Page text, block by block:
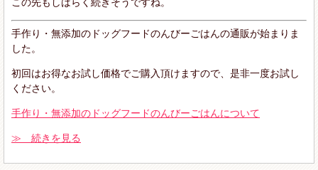
手作り・無添加のドッグフードのんびーごはんの通販が始まりま
した。
初回はお得なお試し価格でご購入頂けますので、是非一度お試し
ください。
手作り・無添加のドッグフードのんびーごはんについて
≫ 続きを見る